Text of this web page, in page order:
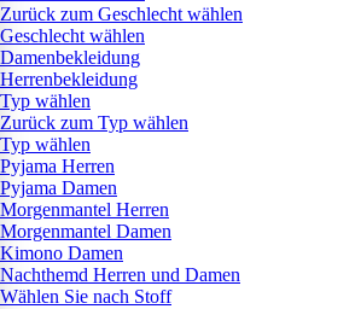
Zurück zum Geschlecht wählen
Geschlecht wählen
Damenbekleidung
Herrenbekleidung
Typ wählen
Zurück zum Typ wählen
Typ wählen
Pyjama Herren
Pyjama Damen
Morgenmantel Herren
Morgenmantel Damen
Kimono Damen
Nachthemd Herren und Damen
Wählen Sie nach Stoff